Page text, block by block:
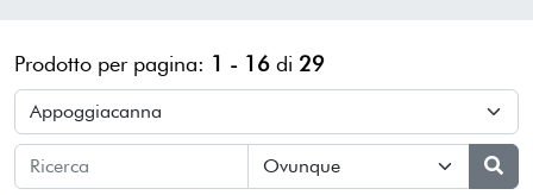
Prodotto per pagina: 1 - 16 di 29